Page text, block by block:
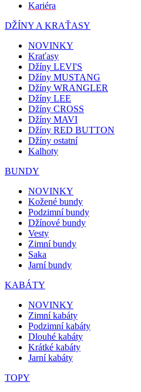
Kariéra
DŽÍNY A KRAŤASY
NOVINKY
Kraťasy
Džíny LEVI'S
Džíny MUSTANG
Džíny WRANGLER
Džíny LEE
Džíny CROSS
Džíny MAVI
Džíny RED BUTTON
Džíny ostatní
Kalhoty
BUNDY
NOVINKY
Kožené bundy
Podzimní bundy
Džínové bundy
Vesty
Zimní bundy
Saka
Jarní bundy
KABÁTY
NOVINKY
Zimní kabáty
Podzimní kabáty
Dlouhé kabáty
Krátké kabáty
Jarní kabáty
TOPY